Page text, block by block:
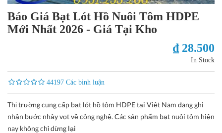
Báo Giá Bạt Lót Hồ Nuôi Tôm HDPE
Mới Nhất 2026 - Giá Tại Kho
₫ 28.500
In Stock
44197 Các bình luận
Thị trường cung cấp bạt lót hồ tôm HDPE tại Việt Nam đang ghi
nhận bước nhảy vọt về công nghệ. Các sản phẩm bạt nuôi tôm hiện
nay không chỉ dừng lại